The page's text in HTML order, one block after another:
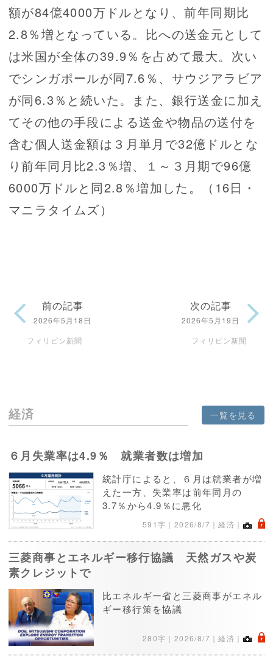
額が84億4000万ドルとなり、前年同期比
2.8％増となっている。比への送金元として
は米国が全体の39.9％を占めて最大。次い
でシンガポールが同7.6％、サウジアラビア
が同6.3％と続いた。また、銀行送金に加え
てその他の手段による送金や物品の送付を
含む個人送金額は３月単月で32億ドルとな
り前年同月比2.3％増、１～３月期で96億
6000万ドルと同2.8％増加した。（16日・
マニラタイムズ）
前の記事
2026年5月18日
フィリピン新聞
次の記事
2026年5月19日
フィリピン新聞
経済 一覧を見る
６月失業率は4.9％ 就業者数は増加
統計庁によると、６月は就業者が増
えた一方、失業率は前年同月の
3.7％から4.9％に悪化
591字｜ 2026/8/7 ｜経済｜ .
三菱商事とエネルギー移行協議 天然ガスや炭
素クレジットで
比エネルギー省と三菱商事がエネル
ギー移行策を協議
280字｜ 2026/8/7 ｜経済｜ .